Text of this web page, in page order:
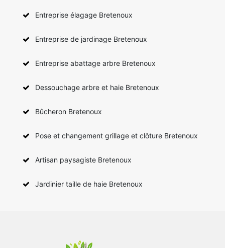
Entreprise élagage Bretenoux
Entreprise de jardinage Bretenoux
Entreprise abattage arbre Bretenoux
Dessouchage arbre et haie Bretenoux
Bûcheron Bretenoux
Pose et changement grillage et clôture Bretenoux
Artisan paysagiste Bretenoux
Jardinier taille de haie Bretenoux